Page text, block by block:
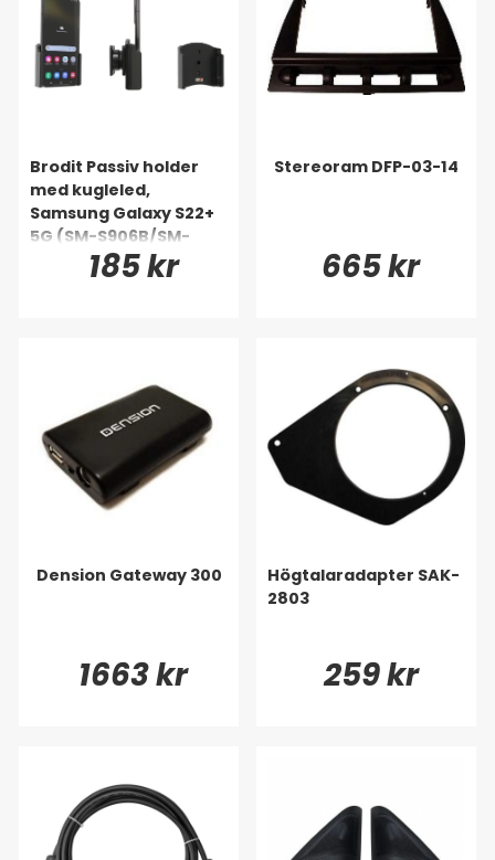
Brodit Passiv holder
med kugleled,
Samsung Galaxy S22+
5G (SM-S906B/SM-
S906B/DS)185 kr
Stereoram DFP-03-14
665 kr
Dension Gateway 300
1663 kr
Högtalaradapter SAK-
2803
259 kr